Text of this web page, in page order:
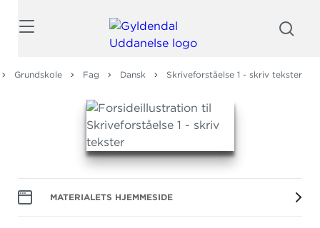
Grundskole Fag Dansk Skriveforståelse 1 - skriv tekster
MATERIALETS HJEMMESIDE